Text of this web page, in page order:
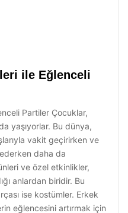
ile Eğlenceli
Partiler Çocuklar,
yaşıyorlar. Bu dünya,
vakit geçirirken ve
daha da
ve özel etkinlikler,
anlardan biridir. Bu
ise kostümler. Erkek
eğlencesini artırmak için